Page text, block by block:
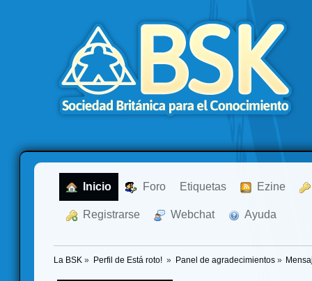
Inicio Foro Etiquetas Ezine
Registrarse Webchat Ayuda
La BSK » Perfil de Está roto! » Panel de agradecimientos»